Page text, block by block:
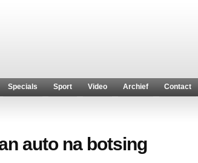
Specials Sport Video Archief Contact
auto na botsing